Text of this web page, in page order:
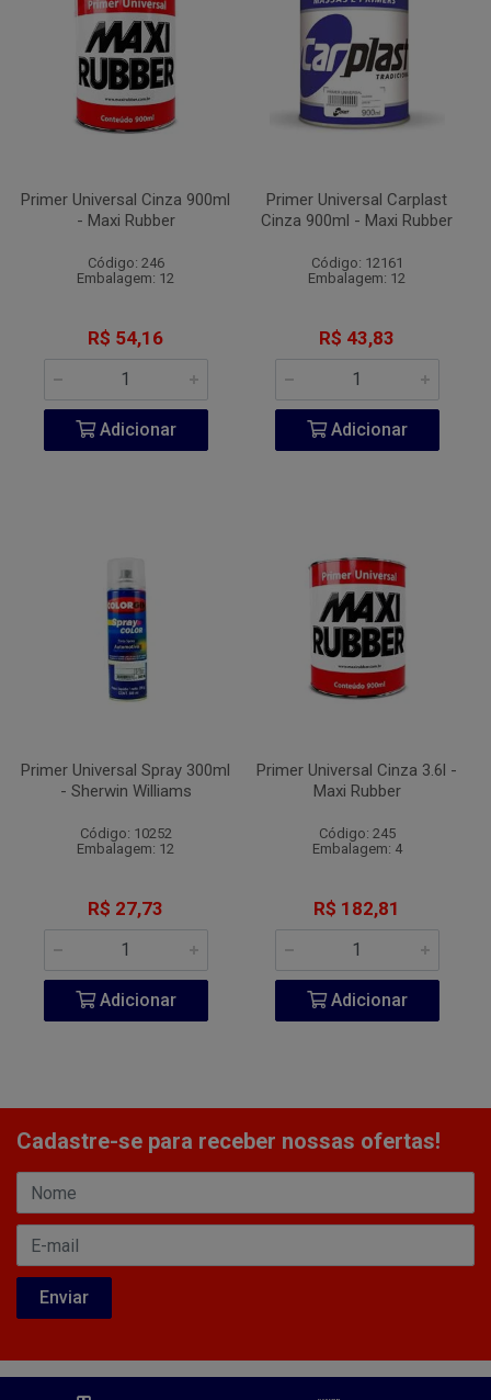
Primer Universal Cinza 900ml
- Maxi Rubber
Código: 246
Embalagem: 12
R$ 54,16
Adicionar
Primer Universal Carplast
Cinza 900ml - Maxi Rubber
Código: 12161
Embalagem: 12
R$ 43,83
Adicionar
Primer Universal Spray 300ml
- Sherwin Williams
Código: 10252
Embalagem: 12
R$ 27,73
Adicionar
Primer Universal Cinza 3.6l -
Maxi Rubber
Código: 245
Embalagem: 4
R$ 182,81
Adicionar
Cadastre-se para receber nossas ofertas!